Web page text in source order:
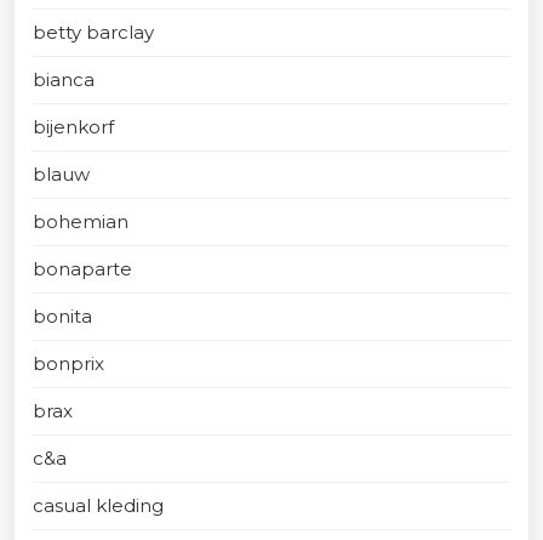
betty barclay
bianca
bijenkorf
blauw
bohemian
bonaparte
bonita
bonprix
brax
c&a
casual kleding